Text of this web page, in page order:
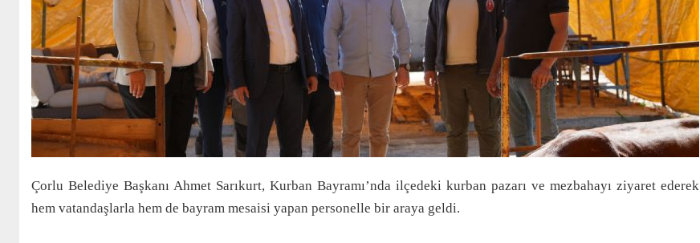
Çorlu Belediye Başkanı Ahmet Sarıkurt, Kurban Bayramı’nda ilçedeki kurban pazarı ve mezbahayı ziyaret ederek
hem vatandaşlarla hem de bayram mesaisi yapan personelle bir araya geldi.